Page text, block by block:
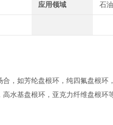
应用领域 石
，如芳纶盘根环，纯四氟盘根环
水基盘根环，亚克力纤维盘根环